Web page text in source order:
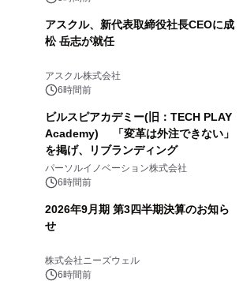
アスクル、新代表取締役社長CEOに成
松 岳志が就任
アスクル株式会社
6時間前
ビルスピアカデミー(旧：TECH PLAY
Academy) 「変革は外注できない」
を掲げ、リブランディング
パーソルイノベーション株式会社
6時間前
2026年9月期 第3四半期決算のお知ら
せ
株式会社ニーズウェル
6時間前